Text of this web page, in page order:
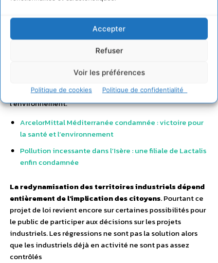
Accepter
Refuser
Voir les préférences
Politique de cookies Politique de confidentialité
contribuer aux décisions impactant leur environnement.
Avant même que ce texte ne soit discuté, de grands
groupes industriels polluent nos cours d’eau ou notre air,
sans que l’État ne donne les moyens humains et financiers
de les contrôler régulièrement et de leur faire cesser des
pollutions de toute nature. FNE agit régulièrement pour
dénoncer les dérives de l’économique primant sur
l’environnement.
ArcelorMittal Méditerranée condamnée : victoire pour
la santé et l’environnement
Pollution incessante dans l’Isère : une filiale de Lactalis
enfin condamnée
La redynamisation des territoires industriels dépend
entièrement de l’implication des citoyens. Pourtant ce
projet de loi revient encore sur certaines possibilités pour
le public de participer aux décisions sur les projets
industriels. Les régressions ne sont pas la solution alors
que les industriels déjà en activité ne sont pas assez
contrôlés